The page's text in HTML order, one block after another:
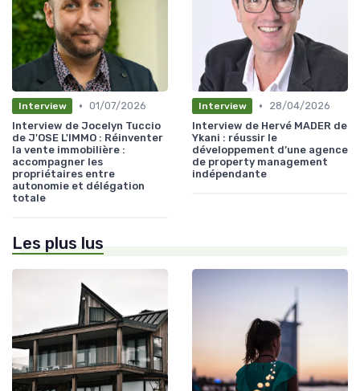
Interview • 01/07/2026
Interview de Jocelyn Tuccio
de J'OSE L'IMMO : Réinventer
la vente immobilière :
accompagner les
propriétaires entre
autonomie et délégation
totale
Interview •
28/04/2026
Interview de Hervé MADER de
Ykani : réussir le
développement d’une agence
de property management
indépendante
Les plus lus